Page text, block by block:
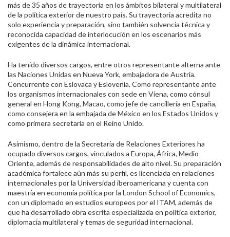
más de 35 años de trayectoria en los ámbitos bilateral y multilateral
de la política exterior de nuestro país. Su trayectoria acredita no
solo experiencia y preparación, sino también solvencia técnica y
reconocida capacidad de interlocución en los escenarios más
exigentes de la dinámica internacional.
Ha tenido diversos cargos, entre otros representante alterna ante
las Naciones Unidas en Nueva York, embajadora de Austria.
Concurrente con Eslovaca y Eslovenia. Como representante ante
los organismos internacionales con sede en Viena, como cónsul
general en Hong Kong, Macao, como jefe de cancillería en España,
como consejera en la embajada de México en los Estados Unidos y
como primera secretaria en el Reino Unido.
Asimismo, dentro de la Secretaría de Relaciones Exteriores ha
ocupado diversos cargos, vinculados a Europa, África, Medio
Oriente, además de responsabilidades de alto nivel. Su preparación
académica fortalece aún más su perfil, es licenciada en relaciones
internacionales por la Universidad iberoamericana y cuenta con
maestría en economía política por la London School of Economics,
con un diplomado en estudios europeos por el ITAM, además de
que ha desarrollado obra escrita especializada en política exterior,
diplomacia multilateral y temas de seguridad internacional.